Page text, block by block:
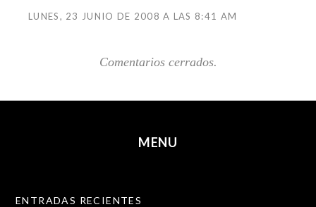
LUNES, 23 JUNIO DE 2008 A LAS 8:41 AM
Comentarios cerrados.
MENU
ENTRADAS RECIENTES